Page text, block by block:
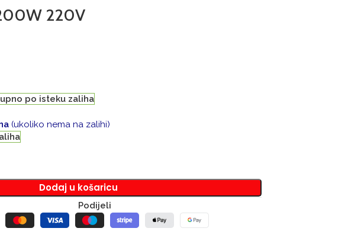
220V
po isteku zaliha
(ukoliko nema na zalihi)
Dodaj u košaricu
Podijeli